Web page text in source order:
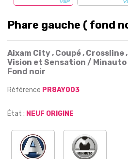
Phare gauche ( fond
Aixam City , Coupé , Crossline
Vision et Sensation / Minauto
Fond noir
Référence PR8AY003
État : NEUF ORIGINE